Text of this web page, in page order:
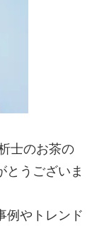
士のお茶の
とうございま
例やトレンド